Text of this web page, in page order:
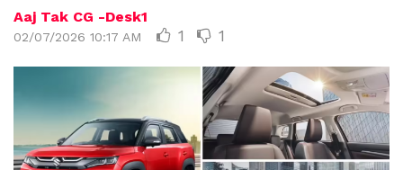
Aaj Tak CG -Desk1
02/07/2026 10:17 AM 1 1